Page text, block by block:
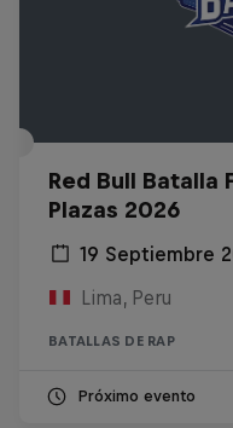
Red Bull Batalla
Plazas 2026
19 Septiembre
Lima, Peru
BATALLAS DE RAP
Próximo evento